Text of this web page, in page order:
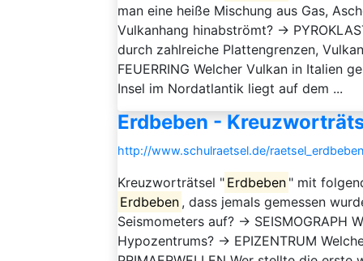
man eine heiße Mischung aus Gas,
Vulkanhang hinabströmt? →
durch zahlreiche Plattengrenzen,
FEUERRING Welcher Vulkan in Italien
Insel im Nordatlantik liegt auf dem ...
Erdbeben -
http://www.schulraetsel.de/
Kreuzworträtsel " Erdbeben " mit
Erdbeben , dass jemals gemessen
Seismometers auf? → SEISMOGRAPH
Hypozentrums? → EPIZENTRUM